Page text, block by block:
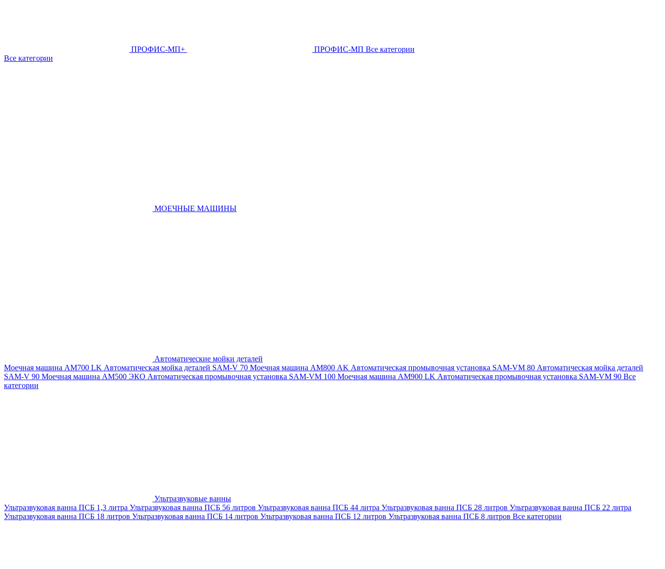
ПРОФИС-МП+ ПРОФИС-МП Все категории
Все категории
МОЕЧНЫЕ МАШИНЫ
Автоматические мойки деталей
Моечная машина AM700 LK Автоматическая мойка деталей SAM-V 70 Моечная машина АМ800 AK Автоматическая промывочная установка SAM-VM 80 Автоматическая мойка деталей
SAM-V 90 Моечная машина АМ500 ЭКО Автоматическая промывочная установка SAM-VM 100 Моечная машина AM900 LK Автоматическая промывочная установка SAM-VM 90 Все
категории
Ультразвуковые ванны
Ультразвуковая ванна ПСБ 1,3 литра Ультразвуковая ванна ПСБ 56 литров Ультразвуковая ванна ПСБ 44 литра Ультразвуковая ванна ПСБ 28 литров Ультразвуковая ванна ПСБ 22 литра
Ультразвуковая ванна ПСБ 18 литров Ультразвуковая ванна ПСБ 14 литров Ультразвуковая ванна ПСБ 12 литров Ультразвуковая ванна ПСБ 8 литров Все категории